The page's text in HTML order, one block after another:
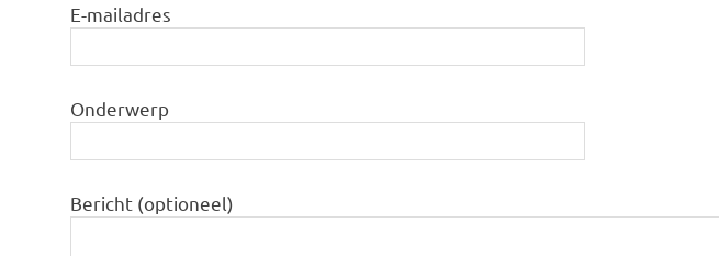
E-mailadres
Onderwerp
Bericht (optioneel)